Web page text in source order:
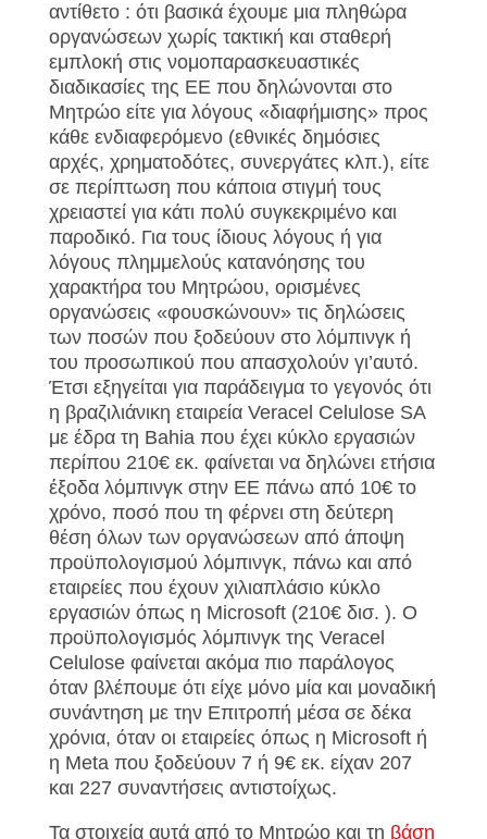
αντίθετο : ότι βασικά έχουμε μια πληθώρα
οργανώσεων χωρίς τακτική και σταθερή
εμπλοκή στις νομοπαρασκευαστικές
διαδικασίες της ΕΕ που δηλώνονται στο
Μητρώο είτε για λόγους «διαφήμισης» προς
κάθε ενδιαφερόμενο (εθνικές δημόσιες
αρχές, χρηματοδότες, συνεργάτες κλπ.), είτε
σε περίπτωση που κάποια στιγμή τους
χρειαστεί για κάτι πολύ συγκεκριμένο και
παροδικό. Για τους ίδιους λόγους ή για
λόγους πλημμελούς κατανόησης του
χαρακτήρα του Μητρώου, ορισμένες
οργανώσεις «φουσκώνουν» τις δηλώσεις
των ποσών που ξοδεύουν στο λόμπινγκ ή
του προσωπικού που απασχολούν γι’αυτό.
Έτσι εξηγείται για παράδειγμα το γεγονός ότι
η βραζιλιάνικη εταιρεία Veracel Celulose SA
με έδρα τη Bahia που έχει κύκλο εργασιών
περίπου 210€ εκ. φαίνεται να δηλώνει ετήσια
έξοδα λόμπινγκ στην ΕΕ πάνω από 10€ το
χρόνο, ποσό που τη φέρνει στη δεύτερη
θέση όλων των οργανώσεων από άποψη
προϋπολογισμού λόμπινγκ, πάνω και από
εταιρείες που έχουν χιλιαπλάσιο κύκλο
εργασιών όπως η Microsoft (210€ δισ. ). O
προϋπολογισμός λόμπινγκ της Veracel
Celulose φαίνεται ακόμα πιο παράλογος
όταν βλέπουμε ότι είχε μόνο μία και μοναδική
συνάντηση με την Επιτροπή μέσα σε δέκα
χρόνια, όταν οι εταιρείες όπως η Microsoft ή
η Meta που ξοδεύουν 7 ή 9€ εκ. είχαν 207
και 227 συναντήσεις αντιστοίχως.
Τα στοιχεία αυτά από το Μητρώο και τη βάση